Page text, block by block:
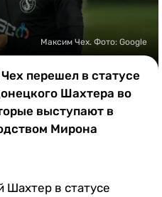
Максим Чех. Фото: Google
перешел в статусе
Шахтера во
выступают в
Мирона
Шахтер в статусе